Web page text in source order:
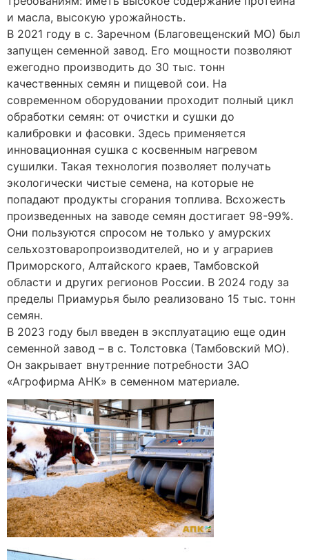
и масла, высокую урожайность.
В 2021 году в с. Заречном (Благовещенский МО) был
запущен семенной завод. Его мощности позволяют
ежегодно производить до 30 тыс. тонн
качественных семян и пищевой сои. На
современном оборудовании проходит полный цикл
обработки семян: от очистки и сушки до
калибровки и фасовки. Здесь применяется
инновационная сушка с косвенным нагревом
сушилки. Такая технология позволяет получать
экологически чистые семена, на которые не
попадают продукты сгорания топлива. Всхожесть
произведенных на заводе семян достигает 98-99%.
Они пользуются спросом не только у амурских
сельхозтоваропроизводителей, но и у аграриев
Приморского, Алтайского краев, Тамбовской
области и других регионов России. В 2024 году за
пределы Приамурья было реализовано 15 тыс. тонн
семян.
В 2023 году был введен в эксплуатацию еще один
семенной завод – в с. Толстовка (Тамбовский МО).
Он закрывает внутренние потребности ЗАО
«Агрофирма АНК» в семенном материале.